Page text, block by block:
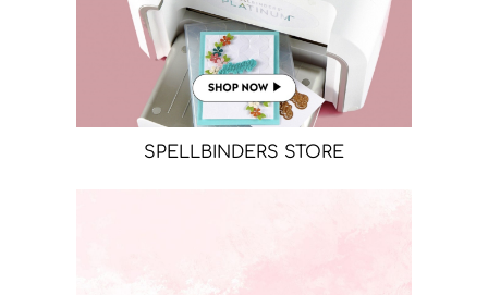
SPELLBINDERS STORE